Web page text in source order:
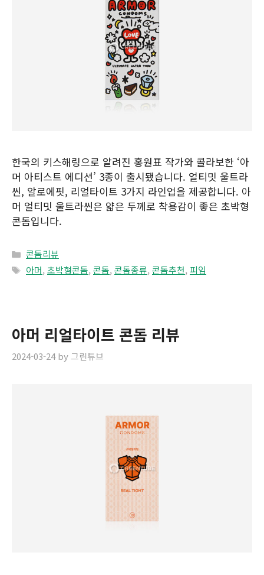
한국의 키스해링으로 알려진 홍원표 작가와 콜라보한 ‘아
머 아티스트 에디션’ 3종이 출시됐습니다. 얼티밋 울트라
씬, 알로에핏, 리얼타이트 3가지 라인업을 제공합니다. 아
머 얼티밋 울트라씬은 얇은 두께로 착용감이 좋은 초박형
콘돔입니다.
Categories
콘돔리뷰
Tags
아머,초박형콘돔,콘돔,콘돔종류,콘돔추천, 피임
아머 리얼타이트 콘돔 리뷰
2024-03-24 by그린튜브